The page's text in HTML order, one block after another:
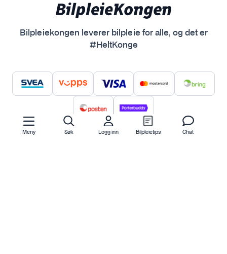
Meny Søk Logg inn Bilpleietips Chat
Bilpleiekongen leverer bilpleie for alle, og det er
#HeltKonge